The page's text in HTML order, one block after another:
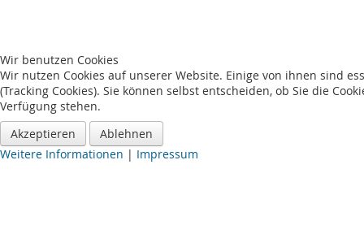
Wir benutzen Cookies
Wir nutzen Cookies auf unserer Website. Einige von ihnen sind
(Tracking Cookies). Sie können selbst entscheiden, ob Sie die
Verfügung stehen.
Akzeptieren
Ablehnen
Weitere Informationen | Impressum